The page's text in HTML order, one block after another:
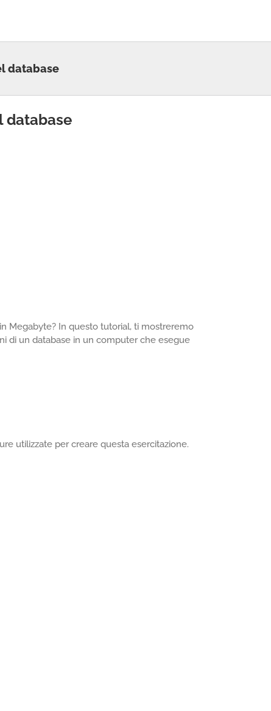
database
database
Megabyte? In questo tutorial, ti mostreremo
di un database in un computer che esegue
utilizzate per creare questa esercitazione.